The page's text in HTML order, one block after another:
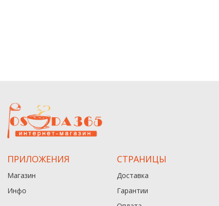
ПРИЛОЖЕНИЯ
Магазин
Инфо
СТРАНИЦЫ
Доставка
Гарантии